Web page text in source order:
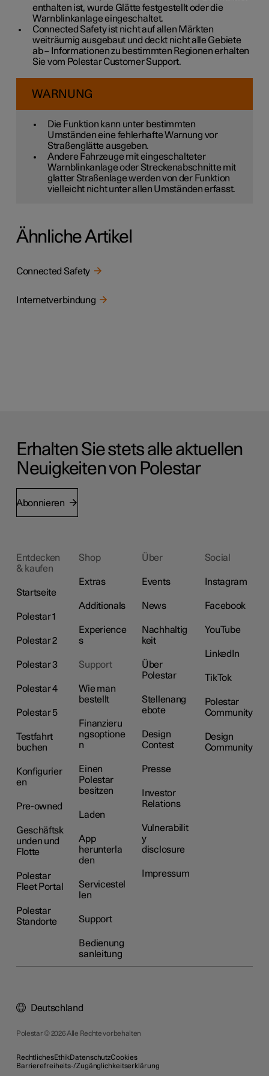
enthalten ist, wurde Glätte festgestellt oder die
Warnblinkanlage eingeschaltet.
Connected Safety ist nicht auf allen Märkten
weiträumig ausgebaut und deckt nicht alle Gebiete
ab – Informationen zu bestimmten Regionen erhalten
Sie vom Polestar Customer Support.
WARNUNG
Die Funktion kann unter bestimmten
Umständen eine fehlerhafte Warnung vor
Straßenglätte ausgeben.
Andere Fahrzeuge mit eingeschalteter
Warnblinkanlage oder Streckenabschnitte mit
glatter Straßenlage werden von der Funktion
vielleicht nicht unter allen Umständen erfasst.
Ähnliche Artikel
Connected Safety
Internetverbindung
Erhalten Sie stets alle aktuellen
Neuigkeiten von Polestar
Abonnieren
Entdecken
& kaufen
Startseite
Polestar 1
Polestar 2
Polestar 3
Polestar 4
Polestar 5
Testfahrt
buchen
Konfigurier
en
Pre-owned
Geschäftsk
unden und
Flotte
Polestar
Fleet Portal
Polestar
Standorte
Shop
Extras
Additionals
Experience
s
Support
Wie man
bestellt
Finanzieru
ngsoptione
n
Einen
Polestar
besitzen
Laden
App
herunterla
den
Servicestel
len
Support
Bedienung
sanleitung
Über
Events
News
Nachhaltig
keit
Über
Polestar
Stellenang
ebote
Design
Contest
Presse
Investor
Relations
Vulnerabilit
y
disclosure
Impressum
Social
Instagram
Facebook
YouTube
LinkedIn
TikTok
Polestar
Community
Design
Community
Polestar © 2026 Alle Rechte vorbehalten
RechtlichesEthikDatenschutzCookies
Barrierefreiheits-/Zugänglichkeitserklärung
Deutschland